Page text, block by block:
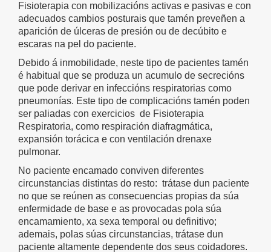
Fisioterapia con mobilizacións activas e pasivas e con
adecuados cambios posturais que tamén preveñen a
aparición de úlceras de presión ou de decúbito e
escaras na pel do paciente.
Debido á inmobilidade, neste tipo de pacientes tamén
é habitual que se produza un acumulo de secrecións
que pode derivar en infeccións respiratorias como
pneumonías. Este tipo de complicacións tamén poden
ser paliadas con exercicios de Fisioterapia
Respiratoria, como respiración diafragmática,
expansión torácica e con ventilación drenaxe
pulmonar.
No paciente encamado conviven diferentes
circunstancias distintas do resto: trátase dun paciente
no que se reúnen as consecuencias propias da súa
enfermidade de base e as provocadas pola súa
encamamiento, xa sexa temporal ou definitivo;
ademais, polas súas circunstancias, trátase dun
paciente altamente dependente dos seus coidadores.